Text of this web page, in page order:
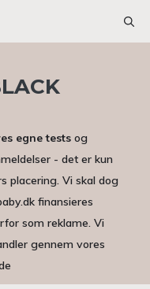
egne tests og
- det er kun
placering. Vi skal dog
finansieres
som reklame. Vi
gennem vores